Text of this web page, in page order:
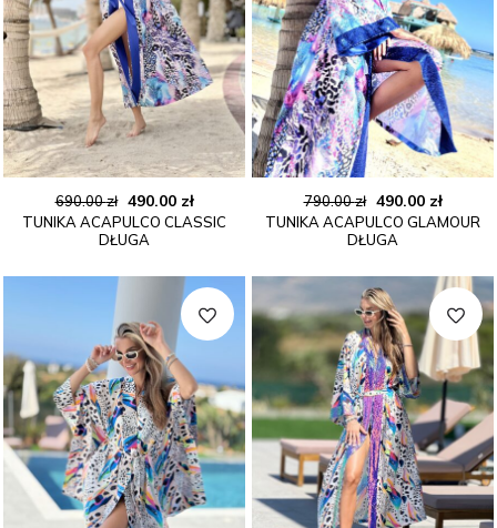
690.00zł Pierwotna
cena
wynosiła:
690.00 zł.
490.00 złAktualna
cena
490.00 zł.
TUNIKA ACAPULCO CLASSIC
DŁUGA
790.00zł Pierwotna
cena
wynosiła:
790.00 zł.
490.00 zł
cena
490.00
TUNIKA ACAPULCO GLAMOUR
DŁUGA